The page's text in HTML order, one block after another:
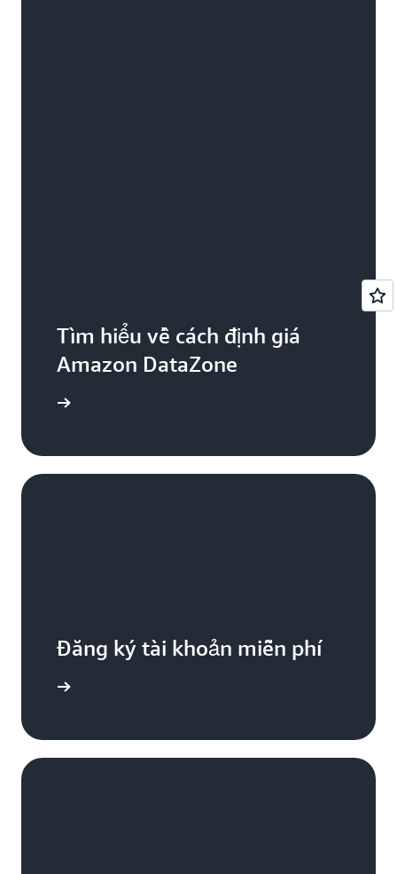
Tìm hiểu về cách định giá
Amazon DataZone
Đăng ký tài khoản miễn phí